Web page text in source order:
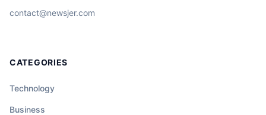
contact@newsjer.com
CATEGORIES
Technology
Business